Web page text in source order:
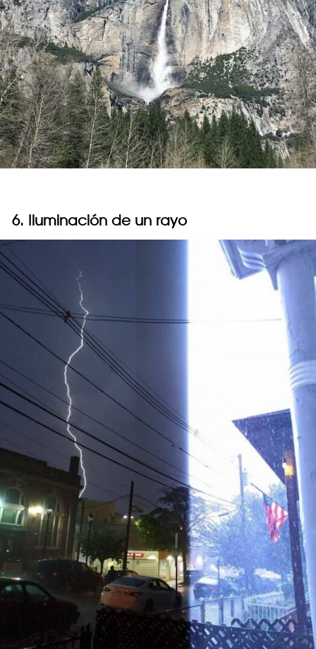
6. Iluminación de un rayo